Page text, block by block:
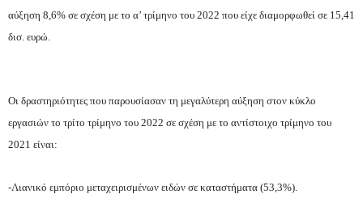
αύξηση 8,6% σε σχέση με το α’ τρίμηνο του 2022 που είχε διαμορφωθεί σε 15,41
δισ. ευρώ.
Οι δραστηριότητες που παρουσίασαν τη μεγαλύτερη αύξηση στον κύκλο
εργασιών το τρίτο τρίμηνο του 2022 σε σχέση με το αντίστοιχο τρίμηνο του
2021 είναι:
-Λιανικό εμπόριο μεταχειρισμένων ειδών σε καταστήματα (53,3%).